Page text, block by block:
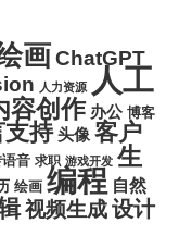
画ChatGPT
人力资源 人工
容创作 办公 博客
支持 头像 客户
音 求职 游戏开发 生
绘画 编程 自然
视频生成设计